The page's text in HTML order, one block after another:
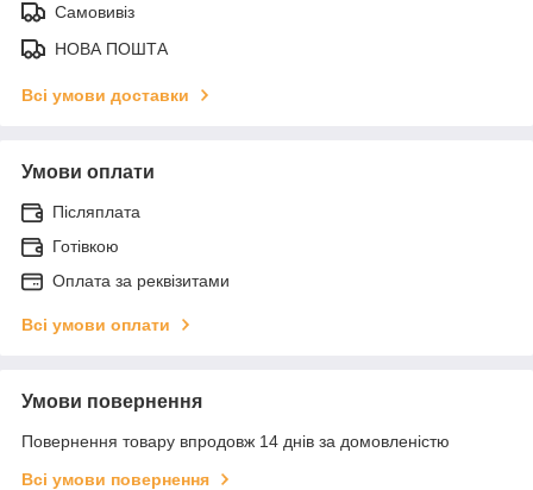
Самовивіз
НОВА ПОШТА
Всі умови доставки
Умови оплати
Післяплата
Готівкою
Оплата за реквізитами
Всі умови оплати
Умови повернення
Повернення товару впродовж 14 днів за домовленістю
Всі умови повернення